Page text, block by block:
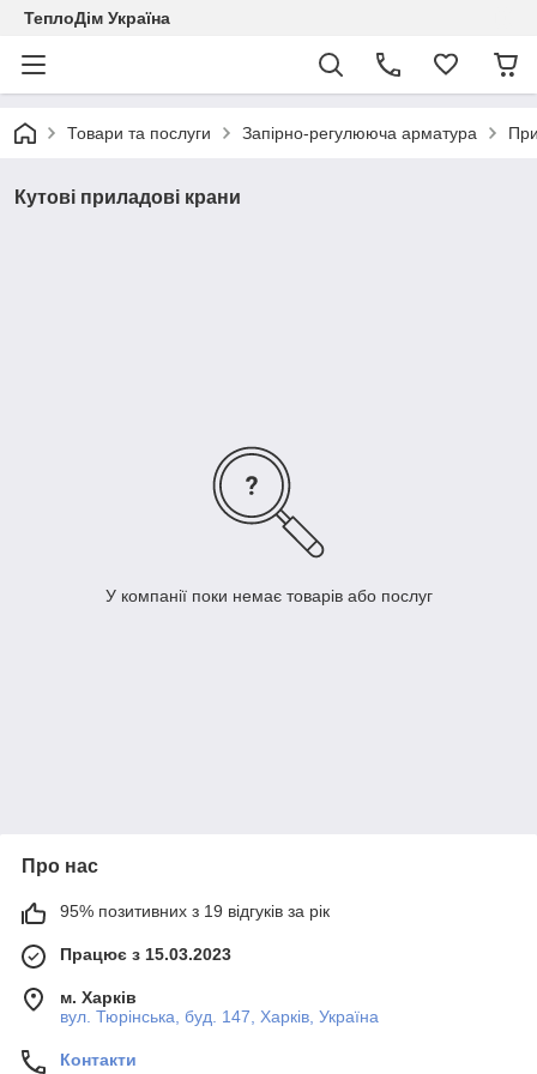
ТеплоДім Україна
Товари та послуги Запірно-регулююча арматура
Кутові приладові крани
У компанії поки немає товарів або послуг
Про нас
95% позитивних з 19 відгуків за рік
Працює з 15.03.2023
м. Харків
вул. Тюрінська, буд. 147, Харків, Україна
Контакти